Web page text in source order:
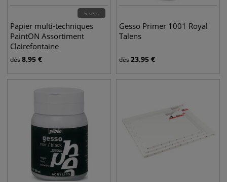
5 sets
Papier multi-techniques
PaintON Assortiment
Clairefontaine
dès 8,95 €
Gesso Primer 1001 Royal
Talens
dès 23,95 €